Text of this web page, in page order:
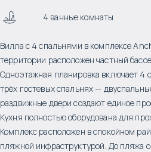
4 ванные комнаты
Вилла с 4 спальнями в комплексе
территории расположен частный
Одноэтажная планировка включает 4
трёх гостевых спальнях —
раздвижные двери создают единое
Кухня полностью оборудована для
Комплекс расположен в спокойном
пляжной инфраструктурой. До пляжа